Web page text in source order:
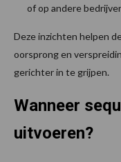
of op andere
Deze inzichten helpen
oorsprong en
gerichter in te grijpen.
Wanneer
uitvoeren?